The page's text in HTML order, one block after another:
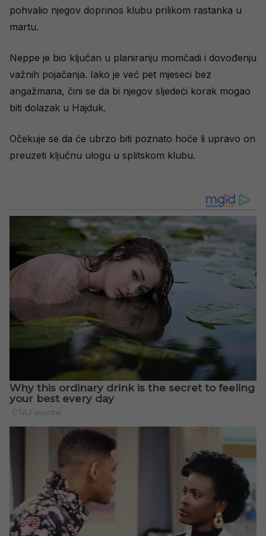
pohvalio njegov doprinos klubu prilikom rastanka u
martu.
Neppe je bio ključan u planiranju momčadi i dovođenju
važnih pojačanja. Iako je već pet mjeseci bez
angažmana, čini se da bi njegov sljedeći korak mogao
biti dolazak u Hajduk.
Očekuje se da će ubrzo biti poznato hoće li upravo on
preuzeti ključnu ulogu u splitskom klubu.